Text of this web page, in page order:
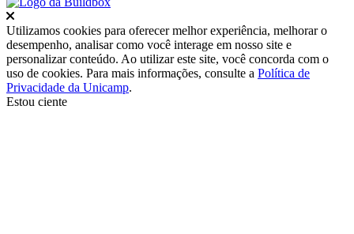
Fechar
Utilizamos cookies para oferecer melhor experiência, melhorar o
desempenho, analisar como você interage em nosso site e
personalizar conteúdo. Ao utilizar este site, você concorda com o
uso de cookies. Para mais informações, consulte a Política de
Privacidade da Unicamp.
Estou ciente